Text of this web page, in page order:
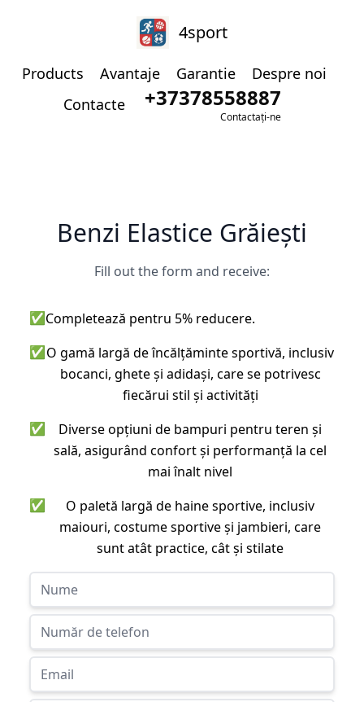
4sport
Products Avantaje Garantie
Despre noi
Contacte
+37378558887
Contactați-ne
Benzi Elastice Grăiești
Fill out the form and receive:
✅Completează pentru 5% reducere.
✅O gamă largă de încălțăminte sportivă, inclusiv
bocanci, ghete și adidași, care se potrivesc
fiecărui stil și activități
✅
Diverse opțiuni de bampuri pentru teren și
sală, asigurând confort și performanță la cel
mai înalt nivel
✅
O paletă largă de haine sportive, inclusiv
maiouri, costume sportive și jambieri, care
sunt atât practice, cât și stilate